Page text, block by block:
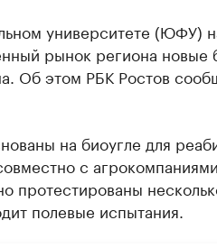
университете (ЮФУ)
рынок региона новые
Об этом РБК Ростов
на биоугле для
с
протестированы
полевые испытания.